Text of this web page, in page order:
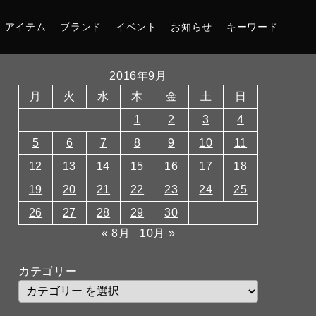
アイテム ブランド イベント お知らせ キーワード
2016年9月
月
火 水 木 金 土
日
1
2 3
4
5
6 7 8 9 10
11
12
13 14 15 16 17
18
19
20 21 22 23 24
25
26
27 28 29
30
« 8月
10月 »
カテゴリー